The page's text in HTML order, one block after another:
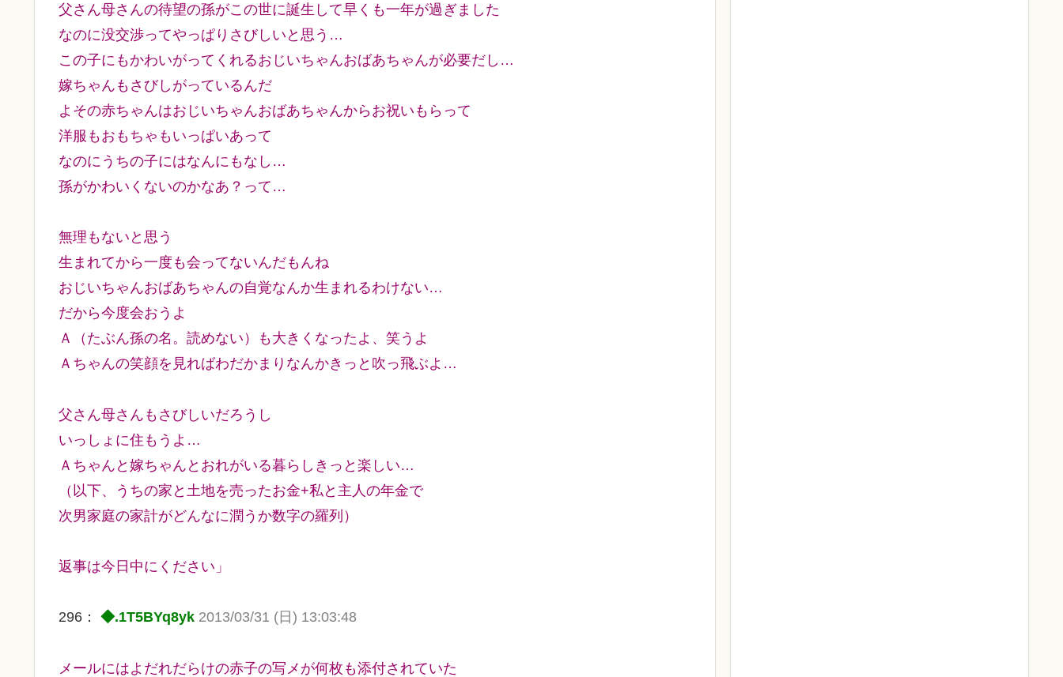
父さん母さんの待望の孫がこの世に誕生して早くも一年が過ぎました
なのに没交渉ってやっぱりさびしいと思う…
この子にもかわいがってくれるおじいちゃんおばあちゃんが必要だし…
嫁ちゃんもさびしがっているんだ
よその赤ちゃんはおじいちゃんおばあちゃんからお祝いもらって
洋服もおもちゃもいっぱいあって
なのにうちの子にはなんにもなし…
孫がかわいくないのかなあ？って…
無理もないと思う
生まれてから一度も会ってないんだもんね
おじいちゃんおばあちゃんの自覚なんか生まれるわけない…
だから今度会おうよ
Ａ（たぶん孫の名。読めない）も大きくなったよ、笑うよ
Ａちゃんの笑顔を見ればわだかまりなんかきっと吹っ飛ぶよ…
父さん母さんもさびしいだろうし
いっしょに住もうよ…
Ａちゃんと嫁ちゃんとおれがいる暮らしきっと楽しい…
（以下、うちの家と土地を売ったお金+私と主人の年金で
次男家庭の家計がどんなに潤うか数字の羅列）
返事は今日中にください」
296： ◆.1T5BYq8yk 2013/03/31 (日) 13:03:48
メールにはよだれだらけの赤子の写メが何枚も添付されていた